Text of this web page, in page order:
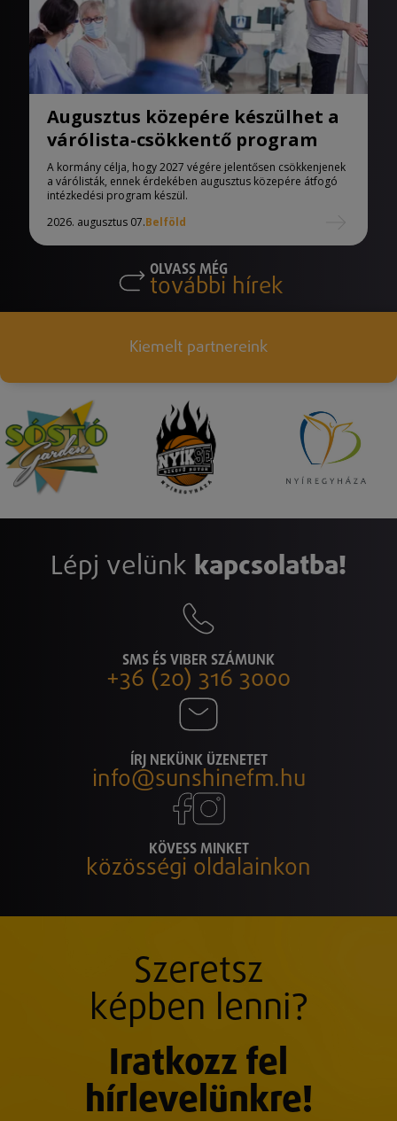
Augusztus közepére készülhet a
várólista-csökkentő program
A kormány célja, hogy 2027 végére jelentősen csökkenjenek
a várólisták, ennek érdekében augusztus közepére átfogó
intézkedési program készül.
2026. augusztus 07.Belföld
OLVASS MÉG
további hírek
Kiemelt partnereink
Lépj velünk kapcsolatba!
SMS ÉS VIBER SZÁMUNK
+36 (20) 316 3000
ÍRJ NEKÜNK ÜZENETET
info@sunshinefm.hu
KÖVESS MINKET
közösségi oldalainkon
Szeretsz
képben lenni?
Iratkozz fel
hírlevelünkre!